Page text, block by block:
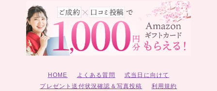
HOME よくある質問
式当日に向けて
プレゼント送付状況確認＆写真投稿
利用規約